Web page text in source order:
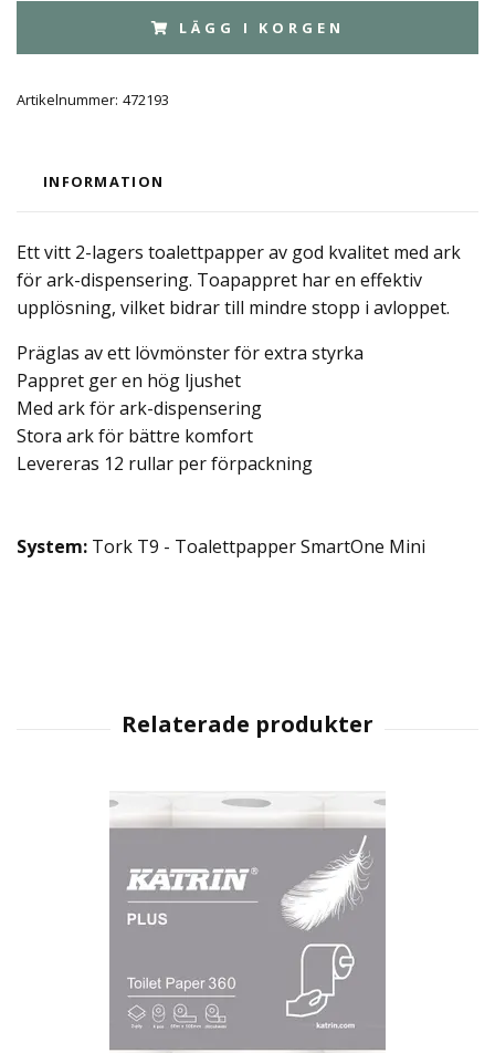
LÄGG I KORGEN
Artikelnummer: 472193
INFORMATION
Ett vitt 2-lagers toalettpapper av god kvalitet med ark
för ark-dispensering. Toapappret har en effektiv
upplösning, vilket bidrar till mindre stopp i avloppet.
Präglas av ett lövmönster för extra styrka
Pappret ger en hög ljushet
Med ark för ark-dispensering
Stora ark för bättre komfort
Levereras 12 rullar per förpackning
System: Tork T9 - Toalettpapper SmartOne Mini